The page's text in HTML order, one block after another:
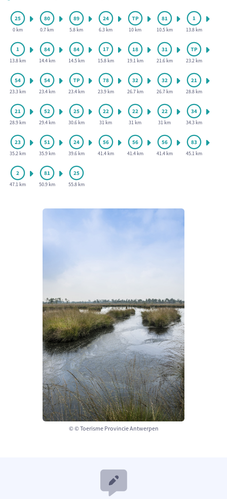
© © Toerisme Provincie Antwerpen
0 km 0.7 km 5.8 km 6.3 km 10 km 10.5 km 13.8 km
13.8 km 14.4 km 14.5 km 15.8 km 19.1 km 21.6 km 23.2 km
23.3 km 23.4 km 23.4 km 23.9 km 26.7 km 26.7 km 28.8 km
28.9 km 29.4 km 30.6 km 31 km 31 km 31 km 34.3 km
35.2 km 35.9 km 39.6 km 41.4 km 41.4 km 41.4 km 45.1 km
47.1 km 50.9 km 55.8 km